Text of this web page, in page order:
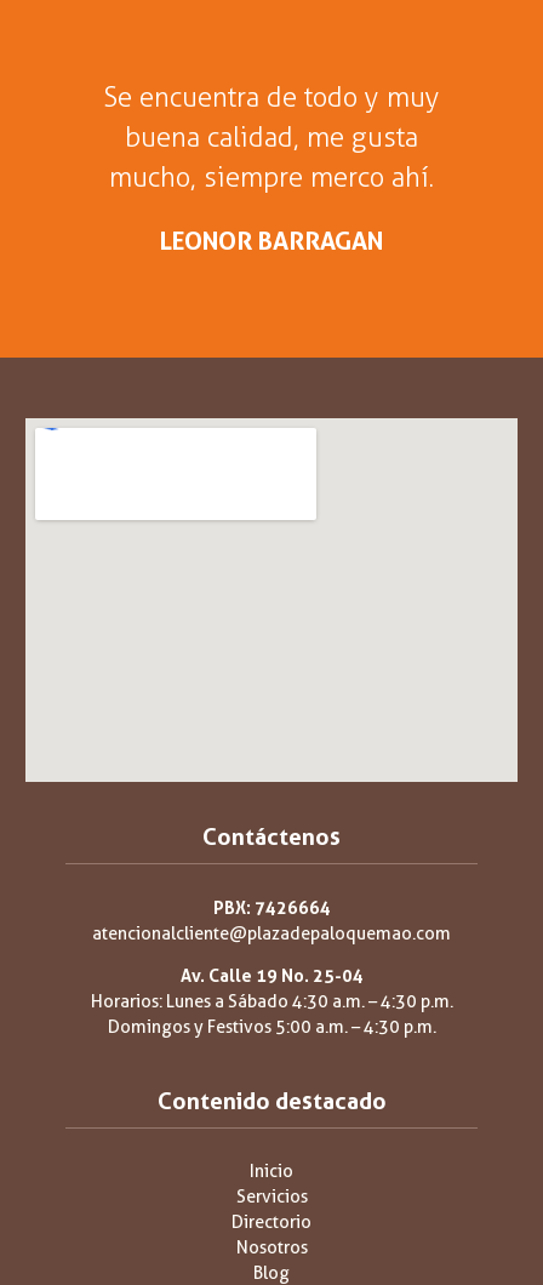
Contáctenos
PBX: 7426664
atencionalcliente@plazadepaloquemao.com
Av. Calle 19 No. 25-04
Horarios: Lunes a Sábado 4:30 a.m. – 4:30 p.m.
Domingos y Festivos 5:00 a.m. – 4:30 p.m.
Contenido destacado
Inicio
Servicios
Directorio
Nosotros
Blog